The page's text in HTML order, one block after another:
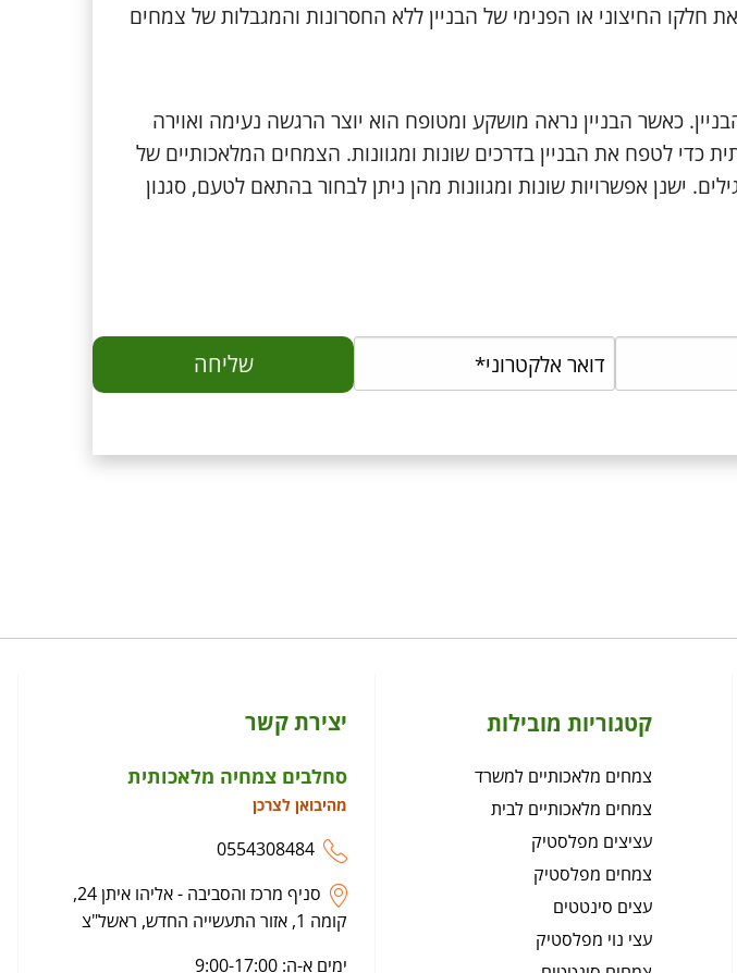
חלקו החיצוני או הפנימי של הבניין ללא החסרונות והמגבלות של צמחים
כאשר הבניין נראה מושקע ומטופח הוא יוצר הרגשה נעימה ואוירה
לטפח את הבניין בדרכים שונות ומגוונות. הצמחים המלאכותיים של
ישנן אפשרויות שונות ומגוונות מהן ניתן לבחור בהתאם לטעם, סגנון
קטגוריות מובילות
צמחים מלאכותיים למשרד
צמחים מלאכותיים לבית
עציצים מפלסטיק
צמחים מפלסטיק
עצים סינטטים
עצי נוי מפלסטיק
יצירת קשר
סחלבים צמחיה מלאכותית
מהיבואן לצרכן
0554308484
סניף מרכז והסביבה - אליהו איתן 24,
קומה 1, אזור התעשייה החדש, ראשל"צ
ימים א-ה: 9:00-17:00